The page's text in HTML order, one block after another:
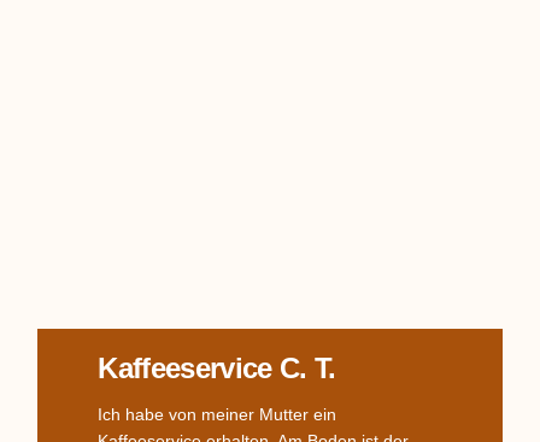
Kaffeeservice C. T.
Ich habe von meiner Mutter ein